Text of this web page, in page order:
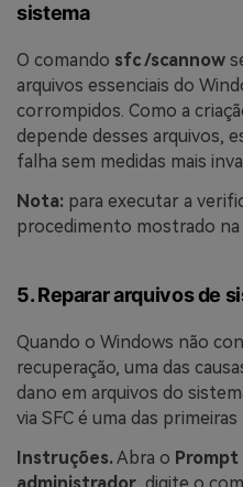
sistema
O comando sfc /scannow
arquivos essenciais do
corrompidos. Como a
depende desses arquivos,
falha sem medidas mais
Nota: para executar a
procedimento mostrado na
5. Reparar arquivos de
Quando o Windows não
recuperação, uma das
dano em arquivos do
via SFC é uma das
Instruções.Abra o Prompt
administrador, digite o